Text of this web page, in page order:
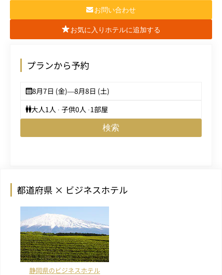
お問い合わせ
お気に入りホテルに追加する
プランから予約
8月7日 (金)—8月8日 (土)
大人1人 · 子供0人 ·1部屋
検索
都道府県 × ビジネスホテル
静岡県のビジネスホテル